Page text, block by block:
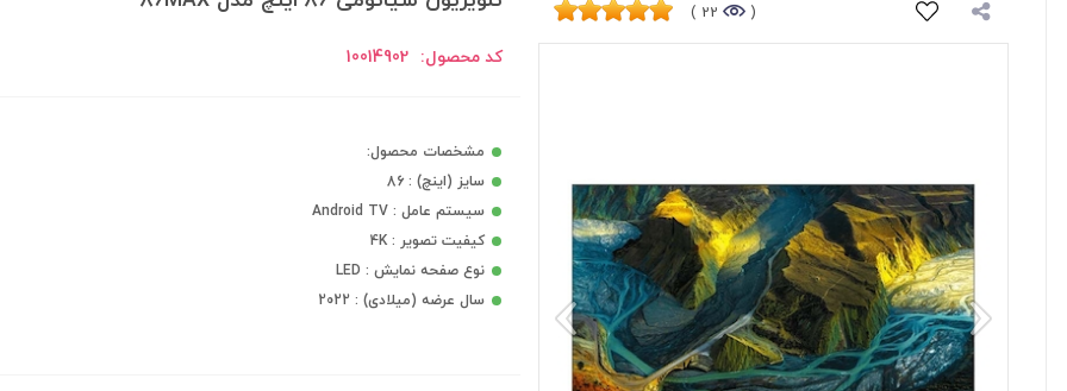
(
22 )
کد محصول: 10014902
مشخصات محصول:
سایز (اینچ) : 86
سیستم عامل : Android TV
کیفیت تصویر : 4K
نوع صفحه نمایش : LED
سال عرضه (میلادی) : 2022